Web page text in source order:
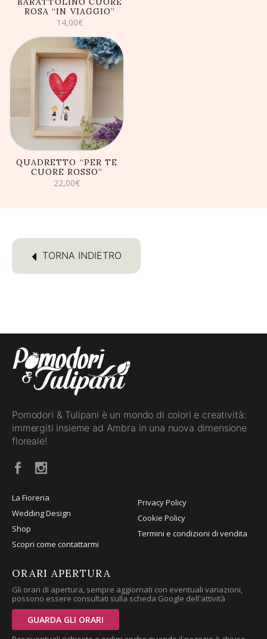
ROSA “IN VIAGGIO”
14,00€
AGGIUNGI AL
CARRELLO
QUADRETTO “PER TE
CUORE ROSSO”
22,00€
TORNA INDIETRO
Pomodori & Tulipani è un mondo di colori e creatività:
immergiti insieme ad Ambra in una nuova dimensione
floreale!
La Fioreria
Wedding Design
Shop
Scopri come contattarmi
Privacy Policy
Cookie Policy
Termini e condizioni di vendita
ORARI APERTURA
Gli orari di apertura, sempre aggiornati con eventuali variazioni,
possono essere consultati sulla scheda Google dell'attività
GUARDA GLI ORARI